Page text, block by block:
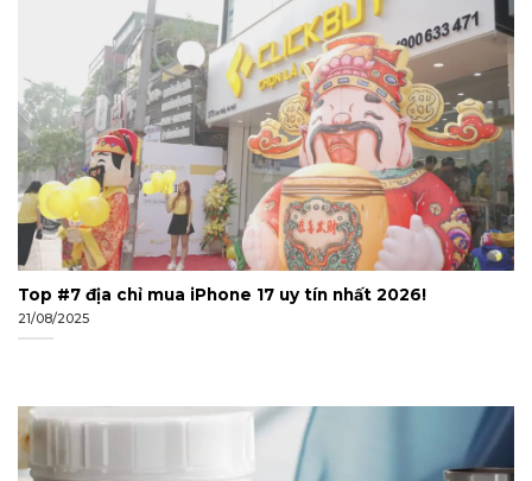
Top #7 địa chỉ mua iPhone 17 uy tín nhất 2026!
21/08/2025